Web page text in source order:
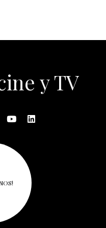
y TV